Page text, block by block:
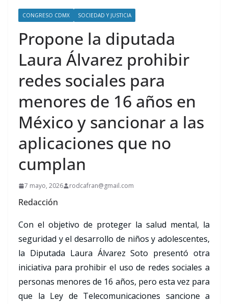
CONGRESO CDMX SOCIEDAD Y JUSTICIA
Propone la diputada
Laura Álvarez prohibir
redes sociales para
menores de 16 años en
México y sancionar a las
aplicaciones que no
cumplan
7 mayo, 2026 rodcafran@gmail.com
Redacción
Con el objetivo de proteger la salud mental, la
seguridad y el desarrollo de niños y adolescentes,
la Diputada Laura Álvarez Soto presentó otra
iniciativa para prohibir el uso de redes sociales a
personas menores de 16 años, pero esta vez para
que la Ley de Telecomunicaciones sancione a